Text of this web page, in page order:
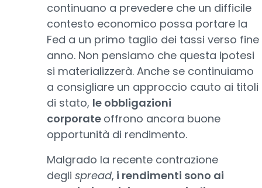
continuano a prevedere che un difficile
contesto economico possa portare la
Fed a un primo taglio dei tassi verso fine
anno. Non pensiamo che questa ipotesi
si materializzerà. Anche se continuiamo
a consigliare un approccio cauto ai titoli
di stato, le obbligazioni
corporate offrono ancora buone
opportunità di rendimento.
Malgrado la recente contrazione
degli spread, i rendimenti sono ai